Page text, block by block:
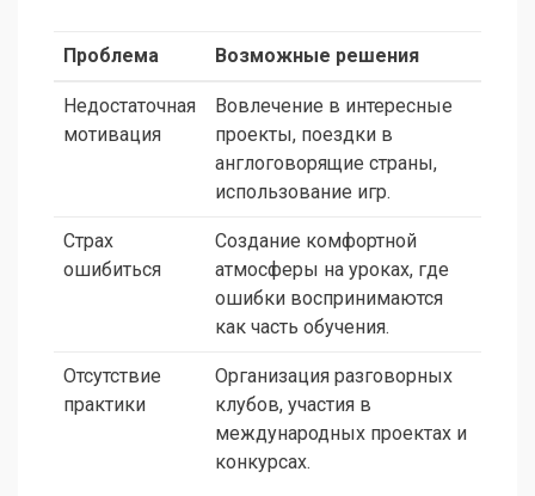
Проблема Возможные решения
Недостаточная
мотивация
Вовлечение в интересные
проекты, поездки в
англоговорящие страны,
использование игр.
Страх
ошибиться
Создание комфортной
атмосферы на уроках, где
ошибки воспринимаются
как часть обучения.
Отсутствие
практики
Организация разговорных
клубов, участия в
международных проектах и
конкурсах.